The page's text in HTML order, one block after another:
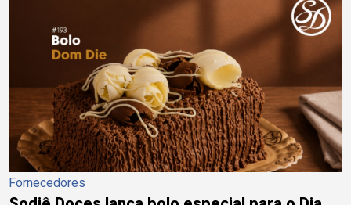
Fornecedores